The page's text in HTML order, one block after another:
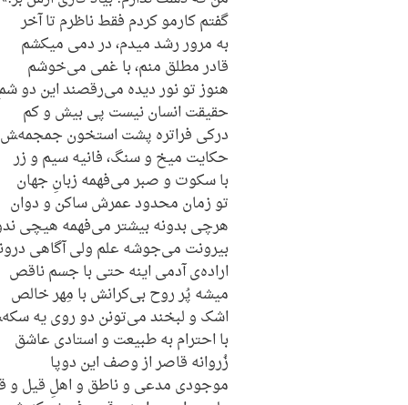
گفتم کارمو کردم فقط ناظرم تا آخر
به مرور رشد میدم، در دمی میکشم
قادر مطلق منم، با غمی می‌خوشم
هنوز تو نور دیده می‌رقصند این دو
حقیقت انسان نیست پی بیش و کم
درکی فراتره پشت استخون جمجمه‌‍ش
حکایت میخ و سنگ، فانیه سیم و زر
با سکوت و صبر می‌فهمه زبانِ جهان
تو زمان محدود عمرش ساکن و دوان
هرچی بدونه بیشتر می‌فهمه هیچی
بیرونت می‌جوشه علم ولی آگاهی
اراده‌ی آدمی اینه حتی با جسم ناقص
میشه پُر روح بی‌کرانش با مِهر خالص
اشک و لبخند می‌تونن دو روی یه
با احترام به طبیعت و استادی عاشق
زُروانه قاصر از وصف این دوپا
موجودی مدعی و ناطق و اهلِ قیل‌ و